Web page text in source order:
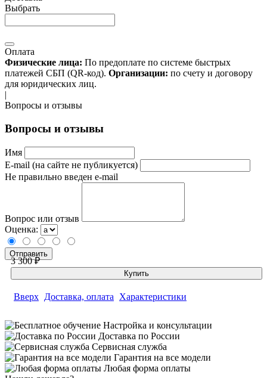
Выбрать
Оплата
Физические лица: По предоплате по системе быстрых
платежей СБП (QR-код). Организации: по счету и договору
для юридических лиц.
|
Вопросы и отзывы
Вопросы и отзывы
Имя
E-mail (на сайте не публикуется)
Не правильно введен e-mail
Вопрос или отзыв
Оценка:
3 300 ₽
Купить
Вверх Доставка, оплата Характеристики
Настройка и консультации
Доставка по России
Сервисная служба
Гарантия на все модели
Любая форма оплаты